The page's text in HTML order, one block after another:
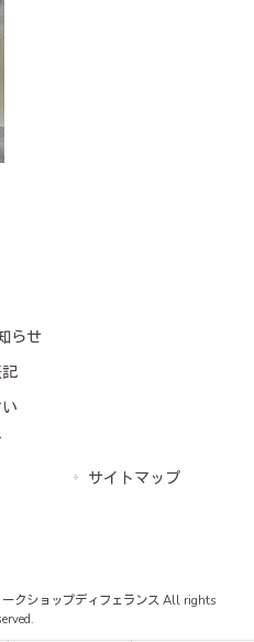
らせ
サイトマップ
クショップディフェランス All rights